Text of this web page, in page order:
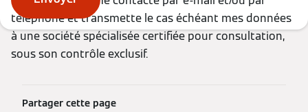
téléphone et transmette le cas échéant mes données
à une société spécialisée certifiée pour consultation,
sous son contrôle exclusif.
Partager cette page